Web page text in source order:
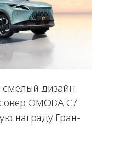
смелый дизайн:
OMODA C7
награду Гран-